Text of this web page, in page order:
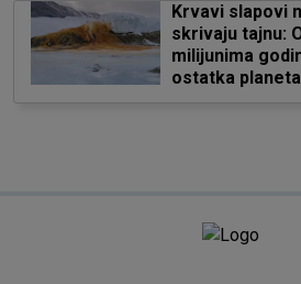
Krvavi slapovi
skrivaju tajnu:
milijunima
ostatka planeta